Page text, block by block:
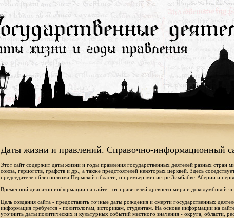
Даты жизни и правлений. Справочно-информационный
Этот сайт содержит даты жизни и годы правления государственных деятелей разных стран
союза, герцогств, графств и др., а также предстоятелей некоторых церквей. Здесь
председателе облисполкома Пермской области, о премьер-министре Зимбабве-Аберии и
Временной диапазон информации на сайте - от правителей древнего мира и доколумбовой
Цель создания сайта - предоставить точные даты рождения и смерти государственных
информация требуется - политологам, историкам, студентам. На основе информации на
уточнить даты политических и культурных событий местного значения - округа, области,